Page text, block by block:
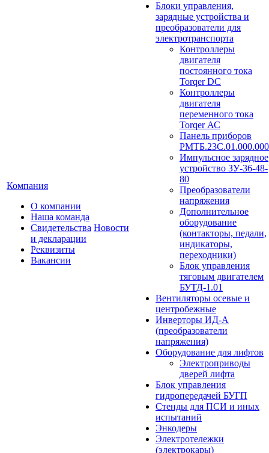
Компания
О компании
Наша команда
Свидетельства
и декларации
Реквизиты
Вакансии
Новости
Блоки управления,
зарядные устройства и
преобразователи для
электротранспорта
Контроллеры
двигателя
постоянного тока
Torqer DC
Контроллеры
двигателя
переменного тока
Torqer АС
Панель приборов
РМТБ.23С.01.000.000
Импульсное зарядное
устройство ЗУ-36-48-
80
Преобразователи
напряжения
Дополнительное
оборудование
(контакторы, педали,
индикаторы,
переходники)
Блок управления
тяговым двигателем
БУТД-1.01
Вентиляторы осевые и
центробежные
Инверторы ИД-А
(преобразователи
напряжения)
Оборудование для лифтов
Электроприводы
дверей лифта
Блок управления
гидропередачей БУГП
Стенды для ПСИ и иных
испытаний
Энкодеры
Электротележки
(электрокары)